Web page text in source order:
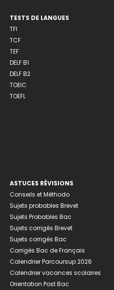
TESTS DE LANGUES
TFI
TCF
TEF
DELF B1
DELF B2
TOEIC
TOEFL
ASTUCES RÉVISIONS
Conseils et Méthodo
Sujets probables Brevet
Sujets Probables Bac
Sujets corrigés Brevet
Sujets corrigés Bac
Corrigés Bac de Français
Calendrier Parcoursup 2026
Calendrier vacances scolaires
Orientation Post Bac